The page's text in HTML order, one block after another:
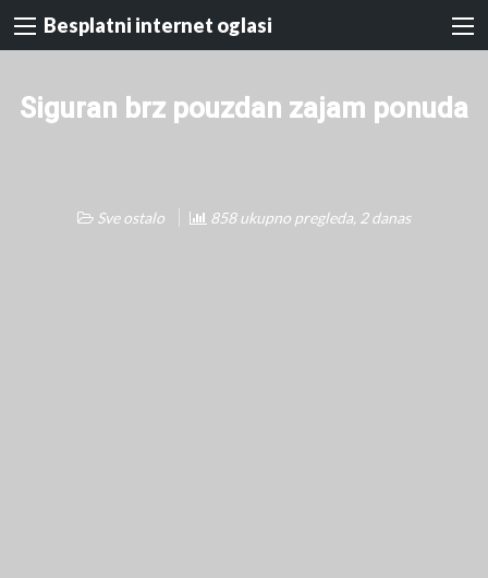
Besplatni internet oglasi
Siguran brz pouzdan zajam ponuda
Sve ostalo 858 ukupno pregleda, 2 danas